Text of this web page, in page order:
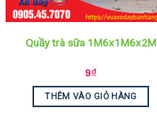
Quầy trà sữa 1M6x1M6x2M
9₫
THÊM VÀO GIỎ HÀNG